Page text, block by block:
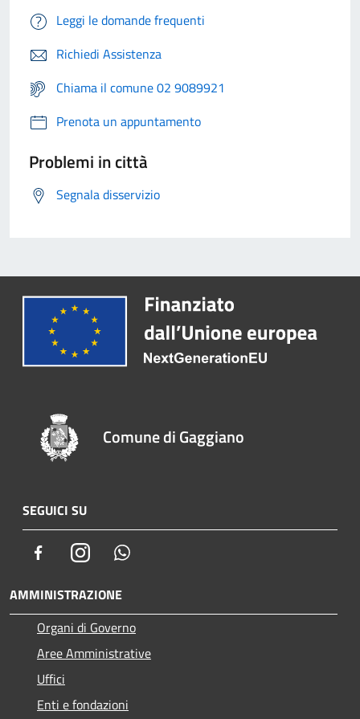
Leggi le domande frequenti
Richiedi Assistenza
Chiama il comune 02 9089921
Prenota un appuntamento
Problemi in città
Segnala disservizio
Comune di Gaggiano
SEGUICI SU
FacebookInstagram
AMMINISTRAZIONE
Organi di Governo
Aree Amministrative
Uffici
Enti e fondazioni